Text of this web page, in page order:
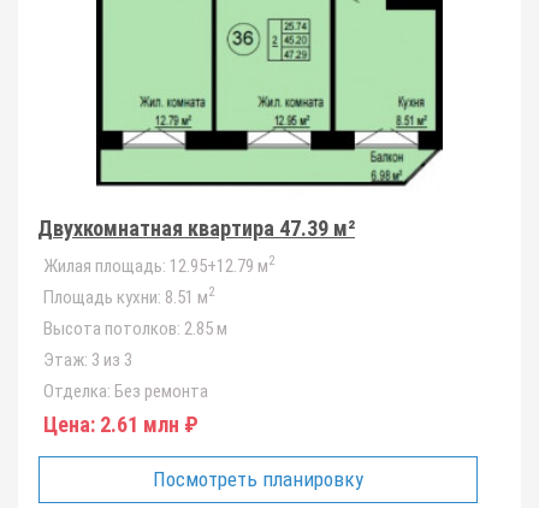
Двухкомнатная квартира 47.39 м²
Жилая площадь: 12.95+12.79 м2
Площадь кухни: 8.51 м2
Высота потолков: 2.85 м
Этаж: 3 из 3
Отделка: Без ремонта
Цена: 2.61 млн ₽
Посмотреть планировку